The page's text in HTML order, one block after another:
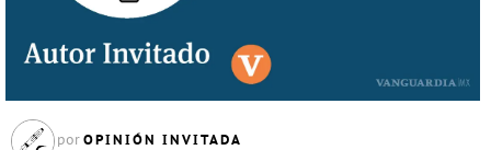
por OPINIÓN INVITADA